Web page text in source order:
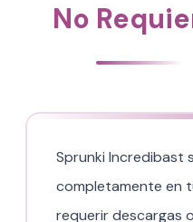
No
Sprunki Incredibast
completamente en
requerir descargas